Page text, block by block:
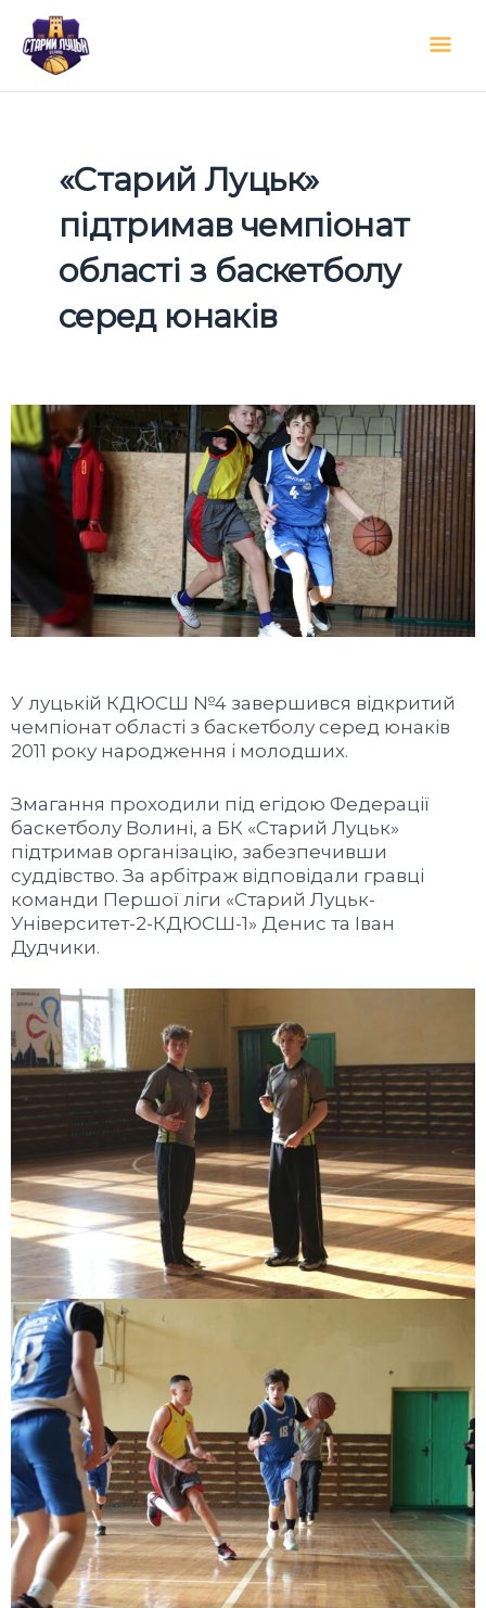
вмісту
«Старий Луцьк»
підтримав чемпіонат
області з баскетболу
серед юнаків
У луцькій КДЮСШ №4 завершився відкритий
чемпіонат області з баскетболу серед юнаків
2011 року народження і молодших.
Змагання проходили під егідою Федерації
баскетболу Волині, а БК «Старий Луцьк»
підтримав організацію, забезпечивши
суддівство. За арбітраж відповідали гравці
команди Першої ліги «Старий Луцьк-
Університет-2-КДЮСШ-1» Денис та Іван
Дудчики.